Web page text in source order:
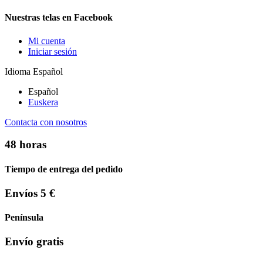
Nuestras telas en Facebook
Mi cuenta
Iniciar sesión
Idioma Español
Español
Euskera
Contacta con nosotros
48 horas
Tiempo de entrega del pedido
Envíos 5 €
Península
Envío gratis